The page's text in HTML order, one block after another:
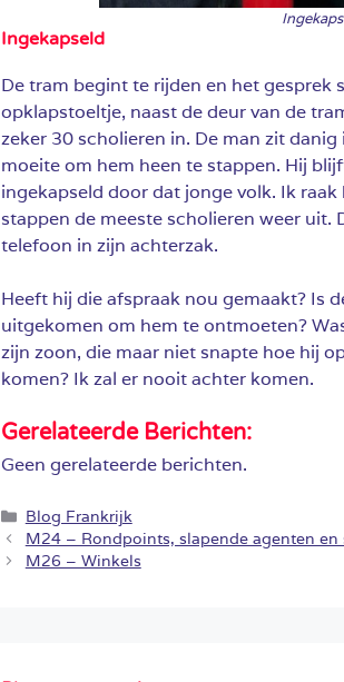
Ingekapseld
De tram begint te rijden en het gesprek
opklapstoeltje, naast de deur van de
zeker 30 scholieren in. De man zit
moeite om hem heen te stappen. Hij
ingekapseld door dat jonge volk. Ik
stappen de meeste scholieren weer uit.
telefoon in zijn achterzak.
Heeft hij die afspraak nou gemaakt? Is
uitgekomen om hem te ontmoeten?
zijn zoon, die maar niet snapte hoe hij
komen? Ik zal er nooit achter komen.
Gerelateerde Berichten:
Geen gerelateerde berichten.
Categorieën
Blog Frankrijk
M24 – Rondpoints, slapende agenten
M26 – Winkels